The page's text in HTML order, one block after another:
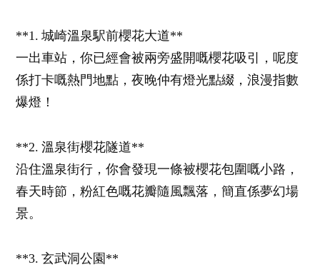
**1. 城崎溫泉駅前櫻花大道**
一出車站，你已經會被兩旁盛開嘅櫻花吸引，呢度
係打卡嘅熱門地點，夜晚仲有燈光點綴，浪漫指數
爆燈！
**2. 溫泉街櫻花隧道**
沿住溫泉街行，你會發現一條被櫻花包圍嘅小路，
春天時節，粉紅色嘅花瓣隨風飄落，簡直係夢幻場
景。
**3. 玄武洞公園**